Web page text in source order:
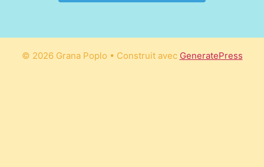
© 2026 Grana Poplo • Construit avec GeneratePress